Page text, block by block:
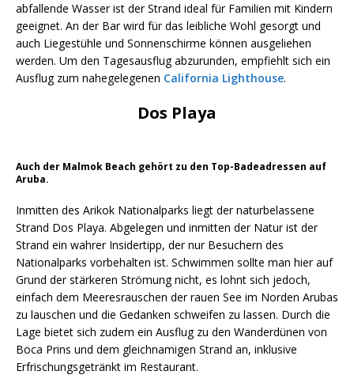
abfallende Wasser ist der Strand ideal für Familien mit Kindern
geeignet. An der Bar wird für das leibliche Wohl gesorgt und
auch Liegestühle und Sonnenschirme können ausgeliehen
werden. Um den Tagesausflug abzurunden, empfiehlt sich ein
Ausflug zum nahegelegenen California Lighthouse.
Dos Playa
Auch der Malmok Beach gehört zu den Top-Badeadressen auf
Aruba.
Inmitten des Arikok Nationalparks liegt der naturbelassene
Strand Dos Playa. Abgelegen und inmitten der Natur ist der
Strand ein wahrer Insidertipp, der nur Besuchern des
Nationalparks vorbehalten ist. Schwimmen sollte man hier auf
Grund der stärkeren Strömung nicht, es lohnt sich jedoch,
einfach dem Meeresrauschen der rauen See im Norden Arubas
zu lauschen und die Gedanken schweifen zu lassen. Durch die
Lage bietet sich zudem ein Ausflug zu den Wanderdünen von
Boca Prins und dem gleichnamigen Strand an, inklusive
Erfrischungsgetränkt im Restaurant.